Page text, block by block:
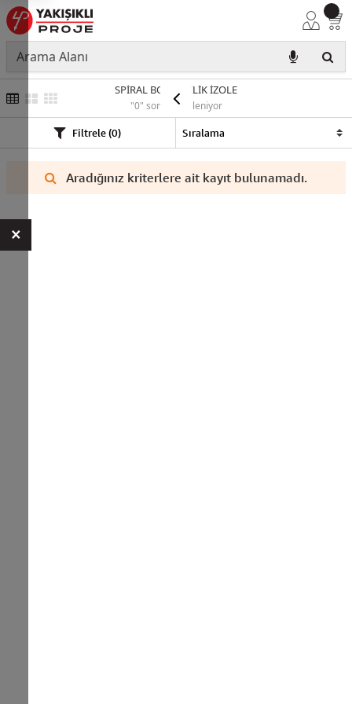
SPİRAL BORU ÇELİK İZOLE
"0" sonuç listeleniyor
Filtrele (0)
Aradığınız kriterlere ait kayıt bulunamadı.
×